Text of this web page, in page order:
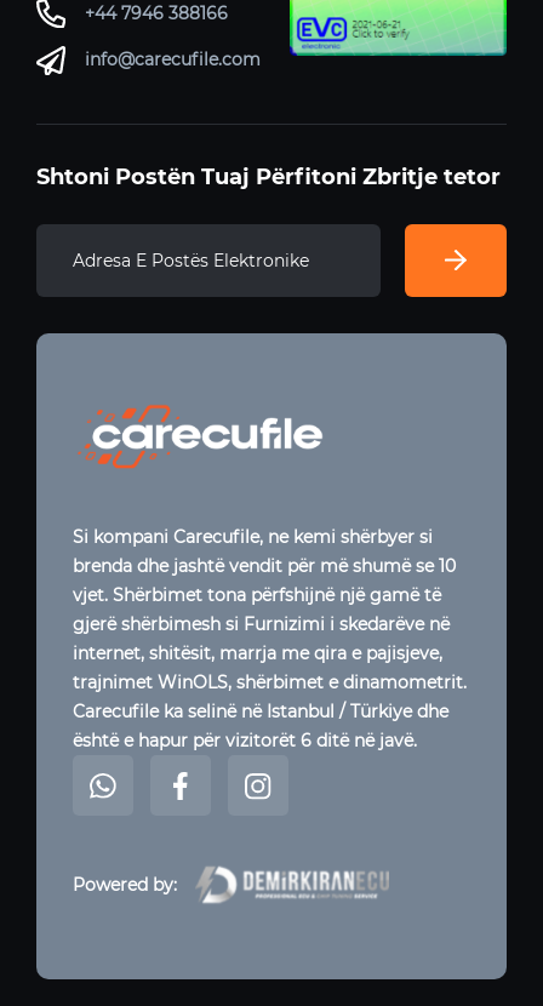
+44 7946 388166
info@carecufile.com
Shtoni Postën Tuaj Përfitoni Zbritje tetor
Si kompani Carecufile, ne kemi shërbyer si
brenda dhe jashtë vendit për më shumë se 10
vjet. Shërbimet tona përfshijnë një gamë të
gjerë shërbimesh si Furnizimi i skedarëve në
internet, shitësit, marrja me qira e pajisjeve,
trajnimet WinOLS, shërbimet e dinamometrit.
Carecufile ka selinë në Istanbul / Türkiye dhe
është e hapur për vizitorët 6 ditë në javë.
Powered by: